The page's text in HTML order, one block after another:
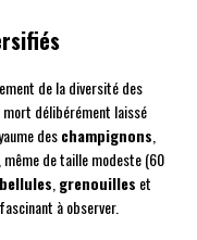
de la diversité des
mort délibérément laissé
deschampignons
même de taille modeste (60
grenouilles et
à observer.